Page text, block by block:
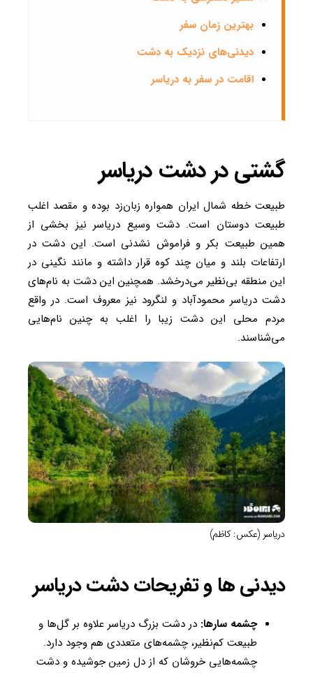
بهترین زمان سفر
دیدنی‌های نزدیک به دشت
اقامت در سفر به دریاسر
گشتی در دشت دریاسر
طبیعت خطه شمال ایران همواره زبان‌زد بوده و مقصد اغلب
طبیعت دوستان است. دشت وسیع دریاسر نیز بخشی از
همین طبیعت بکر و فراموش نشدنی است. این دشت در
ارتفاعات بلند و میان چند کوه‌ قرار داشته و مانند نگینی در
این منطقه بی‌نظیر می‌درخشد. همچنین این دشت به نام‌های
دشت دریاسر محمودآباد و لنگرود نیز معروف است. در واقع
مردم محلی این دشت زیبا را اغلب به چنین نام‌هایی
می‌شناسند.
دریاسر (عکس: کاظم)
دیدنی ها و تفریحات دشت دریاسر
چشمه سارها:‌ در دشت بزرگ دریاسر علاوه بر گل‌ها و
طبیعت کم‌نظیر، چشمه‌های متعددی هم وجود دارد.
چشمه‌هایی خروشان که از دل زمین جوشیده و دشت